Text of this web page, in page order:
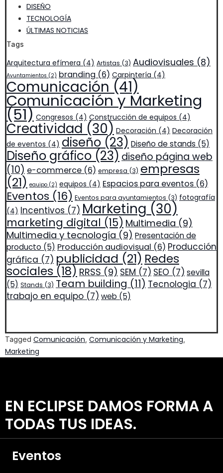
DISEÑO
TECNOLOGÍA
ÚLTIMAS NOTICIAS
Tags
Arquitectura efímera (4) Artistas (3) Audiovisuales (8)
Ayuntamientos (2) branding (6) Carpintería (4)
Comunicación (41)
Comunicación y Marketing
(51) Congresos (4) Construcción de equipos (4)
Creatividad (30) Decoración (4) Decoración
de eventos (4) diseño (23) Diseño de stands (5)
Diseño gráfico (23) diseño página web
(10) e-commerce (6) empresa (3) empresas
(21) equipo (2) equipos (4) Espacios para eventos (6)
Eventos (16) Eventos para ayuntamientos (3) fotografía
(4) Incentivos (7) Marketing (30)
marketing digital (15) Multimedia (9)
Multimedia y tecnología (9) Presentación de
producto (5) Producción audiovisual (6) Producción
gráfica (7) publicidad (21) Redes
sociales (18) RRSS (9) SEM (7) SEO (7) sevilla
(5) Stands (3) Team building (11) Tecnologia (7)
trabajo en equipo (7) web (5)
Tagged Comunicación Comunicación y Marketing
Marketing
EN ECLIPSE DAMOS FORMA A
TODAS TUS IDEAS.
Eventos